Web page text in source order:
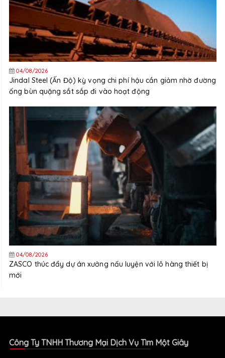
04/08/2026
Jindal Steel (Ấn Độ) kỳ vọng chi phí hậu cần giảm nhờ đường
ống bùn quặng sắt sắp đi vào hoạt động
04/08/2026
ZASCO thúc đẩy dự án xưởng nấu luyện với lô hàng thiết bị
mới
Công Ty TNHH Thương Mại Dịch Vụ Tìm Một Giây